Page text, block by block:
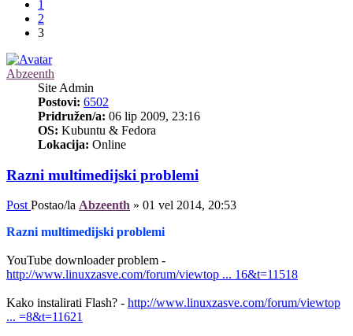
1
2
3
Abzeenth
Site Admin
Postovi: 6502
Pridružen/a: 06 lip 2009, 23:16
OS: Kubuntu & Fedora
Lokacija: Online
Razni multimedijski problemi
Post Postao/la Abzeenth » 01 vel 2014, 20:53
Razni multimedijski problemi
YouTube downloader problem -
http://www.linuxzasve.com/forum/viewtop ... 16&t=11518
Kako instalirati Flash? - http://www.linuxzasve.com/forum/viewtop
... =8&t=11621